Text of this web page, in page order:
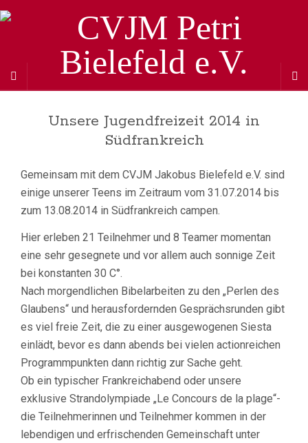
Unsere Jugendfreizeit 2014 in
Südfrankreich
Gemeinsam mit dem CVJM Jakobus Bielefeld e.V. sind
einige unserer Teens im Zeitraum vom 31.07.2014 bis
zum 13.08.2014 in Südfrankreich campen.
Hier erleben 21 Teilnehmer und 8 Teamer momentan
eine sehr gesegnete und vor allem auch sonnige Zeit
bei konstanten 30 C°.
Nach morgendlichen Bibelarbeiten zu den „Perlen des
Glaubens“ und herausfordernden Gesprächsrunden gibt
es viel freie Zeit, die zu einer ausgewogenen Siesta
einlädt, bevor es dann abends bei vielen actionreichen
Programmpunkten dann richtig zur Sache geht.
Ob ein typischer Frankreichabend oder unsere
exklusive Strandolympiade „Le Concours de la plage“-
die Teilnehmerinnen und Teilnehmer kommen in der
lebendigen und erfrischenden Gemeinschaft unter